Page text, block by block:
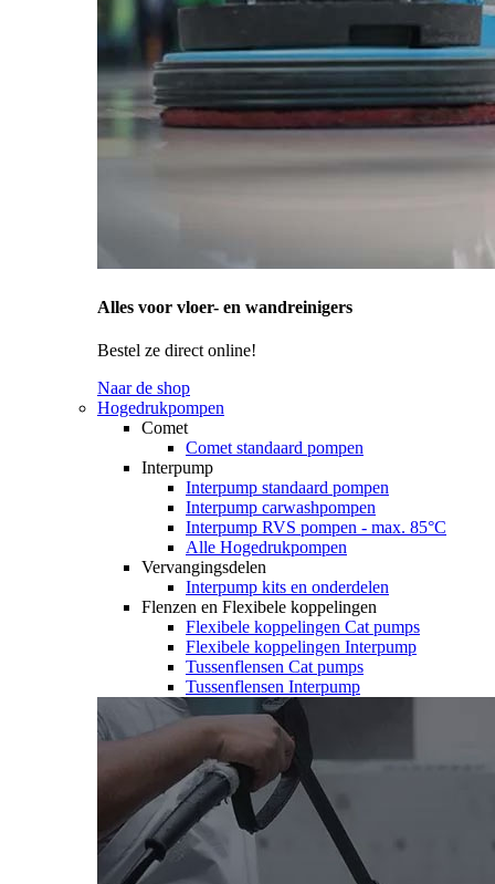
Alles voor vloer- en wandreinigers
Bestel ze direct online!
Naar de shop
Hogedrukpompen
Comet
Comet standaard pompen
Interpump
Interpump standaard pompen
Interpump carwashpompen
Interpump RVS pompen - max. 85°C
Alle Hogedrukpompen
Vervangingsdelen
Interpump kits en onderdelen
Flenzen en Flexibele koppelingen
Flexibele koppelingen Cat pumps
Flexibele koppelingen Interpump
Tussenflensen Cat pumps
Tussenflensen Interpump